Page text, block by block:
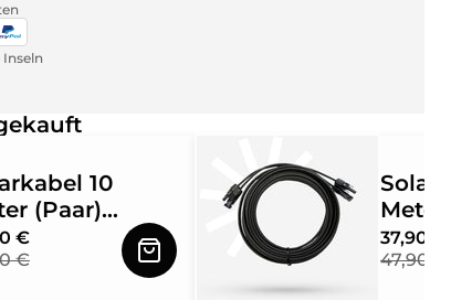
10
(Paar)
mit MC4
€
€
Meter
37,90 €
47,90 €